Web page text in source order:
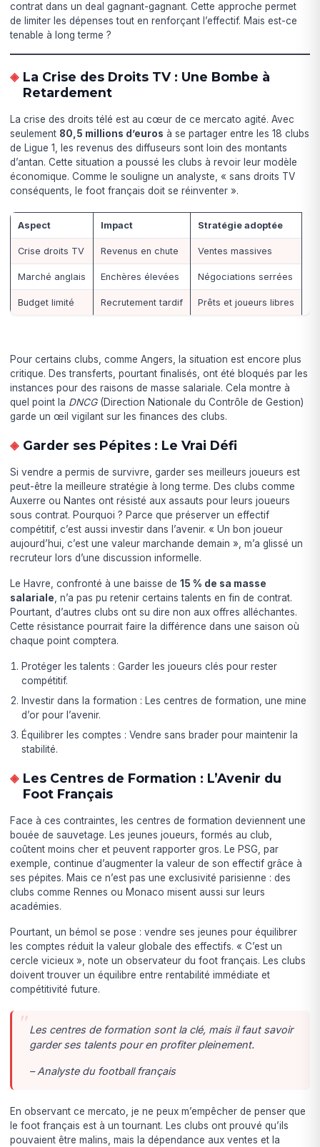
contrat dans un deal gagnant-gagnant. Cette approche permet
de limiter les dépenses tout en renforçant l’effectif. Mais est-ce
tenable à long terme ?
La Crise des Droits TV : Une Bombe à
Retardement
La crise des droits télé est au cœur de ce mercato agité. Avec
seulement 80,5 millions d’euros à se partager entre les 18 clubs
de Ligue 1, les revenus des diffuseurs sont loin des montants
d’antan. Cette situation a poussé les clubs à revoir leur modèle
économique. Comme le souligne un analyste, « sans droits TV
conséquents, le foot français doit se réinventer ».
Aspect Impact Stratégie adoptée
Crise droits TV Revenus en chute Ventes massives
Marché anglais Enchères élevées Négociations serrées
Budget limité Recrutement tardif Prêts et joueurs libres
Pour certains clubs, comme Angers, la situation est encore plus
critique. Des transferts, pourtant finalisés, ont été bloqués par les
instances pour des raisons de masse salariale. Cela montre à
quel point la DNCG(Direction Nationale du Contrôle de Gestion)
garde un œil vigilant sur les finances des clubs.
Garder ses Pépites : Le Vrai Défi
Si vendre a permis de survivre, garder ses meilleurs joueurs est
peut-être la meilleure stratégie à long terme. Des clubs comme
Auxerre ou Nantes ont résisté aux assauts pour leurs joueurs
sous contrat. Pourquoi ? Parce que préserver un effectif
compétitif, c’est aussi investir dans l’avenir. « Un bon joueur
aujourd’hui, c’est une valeur marchande demain », m’a glissé un
recruteur lors d’une discussion informelle.
Le Havre, confronté à une baisse de15 % de sa masse
salariale , n’a pas pu retenir certains talents en fin de contrat.
Pourtant, d’autres clubs ont su dire non aux offres alléchantes.
Cette résistance pourrait faire la différence dans une saison où
chaque point comptera.
Protéger les talents : Garder les joueurs clés pour rester
compétitif.
Investir dans la formation : Les centres de formation, une mine
d’or pour l’avenir.
Équilibrer les comptes : Vendre sans brader pour maintenir la
stabilité.
Les Centres de Formation : L’Avenir du
Foot Français
Face à ces contraintes, les centres de formation deviennent une
bouée de sauvetage. Les jeunes joueurs, formés au club,
coûtent moins cher et peuvent rapporter gros. Le PSG, par
exemple, continue d’augmenter la valeur de son effectif grâce à
ses pépites. Mais ce n’est pas une exclusivité parisienne : des
clubs comme Rennes ou Monaco misent aussi sur leurs
académies.
Pourtant, un bémol se pose : vendre ses jeunes pour équilibrer
les comptes réduit la valeur globale des effectifs. « C’est un
cercle vicieux », note un observateur du foot français. Les clubs
doivent trouver un équilibre entre rentabilité immédiate et
compétitivité future.
Les centres de formation sont la clé, mais il faut savoir
garder ses talents pour en profiter pleinement.
– Analyste du football français
En observant ce mercato, je ne peux m’empêcher de penser que
le foot français est à un tournant. Les clubs ont prouvé qu’ils
pouvaient être malins, mais la dépendance aux ventes et la